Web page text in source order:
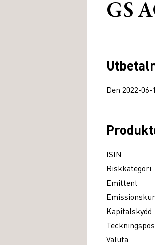
GS
Den 2022-
ISIN
Riskkategori
Emittent
Kapitalskydd
Valuta